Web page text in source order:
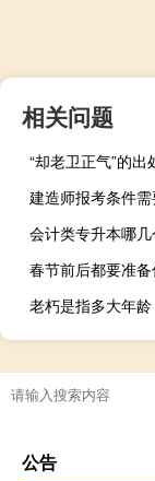
相关问题
“却老卫正气”的出
建造师报考条件
春节前后都要准备
老朽是指多大年龄
公告